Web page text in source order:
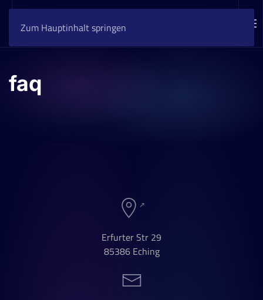
Zum Hauptinhalt springen
faq
Erfurter Str 29
85386 Eching